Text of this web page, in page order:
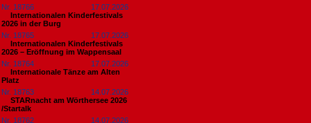
Nr. 18766
17.07.2026
Internationalen Kinderfestivals
2026 in der Burg
Nr. 18765
17.07.2026
Internationalen Kinderfestivals
2026 – Eröffnung im Wappensaal
Nr. 18764
17.07.2026
Internationale Tänze am Alten
Platz
Nr. 18763
14.07.2026
STARnacht am Wörthersee 2026
/Startalk
Nr. 18762
14.07.2026